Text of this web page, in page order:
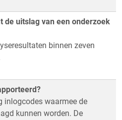
de uitslag van een onderzoek
binnen zeven
inlogcodes waarmee de
kunnen worden. De